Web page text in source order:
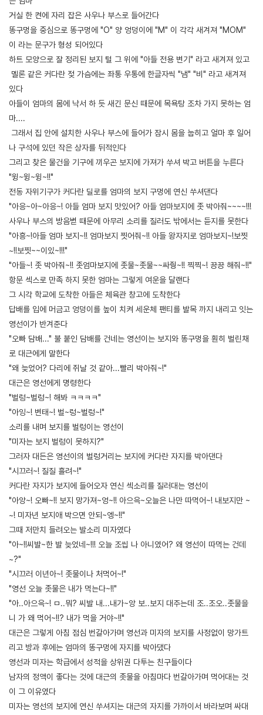
거실 한 켠에 자리 잡은 사우나 부스로 들어간다
똥구멍을 중심으로 똥구멍에 "O" 양 엉덩이에 "M" 이 각각 새겨져 "MOM"
이 라는 문구가 형성 되어있다
하트 모양으로 잘 정리된 보지 털 그 위에 "아들 전용 변기" 라고 새겨져 있고
멜론 같은 커다란 젖 가슴에는 좌통 우통에 한글자씩 "냄" "비" 라고 새겨져
있다
아들이 엄마의 몸에 낙서 하 듯 새긴 문신 때문에 목욕탕 조차 가지 못하는 엄
마....
그래서 집 안에 설치한 사우나 부스에 들어가 잠시 몸을 눕히고 얼마 후 일어
나 구석에 있던 작은 상자를 뒤적인다
그리고 찾은 물건을 기구에 끼우곤 보지에 가져가 쑤셔 박고 버튼을 누른다
"윙~윙~윙~!!"
전동 자위기구가 커다란 딜로를 엄마의 보지 구멍에 연신 쑤셔댄다
"아응~아~아응~! 아들 엄마 보지 맛있어? 아들 엄마보지에 좃 박아줘~~~~!!!
사우나 부스의 방음볃 때문에 아무리 소리를 질러도 밖에서는 듣지를 못한다
"아흥~!아들 엄마 보지~!! 엄마보지 찟어줘~!! 아들 왕자지로 엄마보지~!보찟
~!!보찟~~이있~!!!"
"아들~! 좃 박아줘~!! 좃엄마보지에 좃물~좃물~~싸줭~!! 찍찍~! 끙끙 해줘~!!"
항문 섹스로 만족 하지 못한 엄마는 그렇게 여운을 달랜다
그 시각 학교에 도착한 아들은 체육관 창고에 도착한다
답배를 입에 머금고 엉덩이를 높이 치켜 세운체 팬티를 발목 까지 내리고 잇는
영선이가 반겨준다
"오빠 담배..." 불 붙인 담배를 건네는 영선이는 보지와 똥구멍을 훤히 벌린채
로 대근에게 말한다
"왜 늦었어? 다리에 쥐날 것 같아...빨리 박아줘~!"
대근은 영선에게 명령한다
"벌렁~벌렁~! 해봐 ㅋㅋㅋㅋ"
"아잉~! 변태~! 벌~렁~벌렁~!"
소리를 내며 보지를 벌렁이는 영선이
"미자는 보지 벌렁이 못하지?"
그러자 대든은 영선이의 벌렁거리는 보지에 커다란 자지를 박아댄다
"시끄러~! 질질 흘려~!"
커다란 자지가 보지에 들어오자 연신 섹소리를 질러대는 영선이
"아앙~! 오빠~!! 보지 망가져~엉~!! 아으윽~오늘은 나만 따먹어~! 내보지만 ~
~! 미자년 보지애 박으면 안되~엥~!!"
그때 저만치 들려오는 발소리 미자였다
"아~!!씨발~한 발 늦었네~!!! 오늘 조씹 나 아니였어? 왜 영선이 따먹는 건데
~?"
"시끄러 이년아~! 좃물이나 처먹어~!"
"영선 오늘 좃물은 내가 먹는다~!!"
"아..아으윽~! ㅁ..뭐? 씨발 내...내가~앙 보..보지 대주는데 조..조오..좃물을
니 가 왜 먹어~!!? 내가 먹을 거야~!!"
대근은 그렇게 아침 점심 번갈아가며 영선과 미자의 보지를 사정없이 망가트
리고 방과 후에는 엄마의 똥구멍에 자지를 박아댔다
영선과 미자는 학급에서 성적을 상위권 다투는 친구들이다
남자의 정액이 좋다는 것에 대근의 좃물을 아침마다 번갈아가며 먹어대는 것
이 그 이유였다
미자는 영선의 보지에 연신 쑤셔지는 대근의 자지를 가까이서 바라보며 싸대